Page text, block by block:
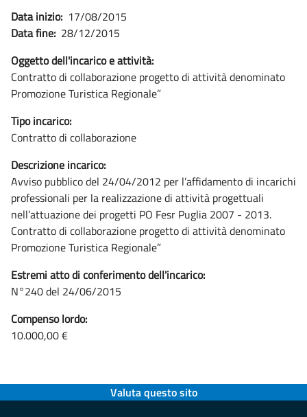
Data inizio: 17/08/2015
Data fine: 28/12/2015
Oggetto dell'incarico e attività:
Contratto di collaborazione progetto di attività denominato
Promozione Turistica Regionale”
Tipo incarico:
Contratto di collaborazione
Descrizione incarico:
Avviso pubblico del 24/04/2012 per l’affidamento di incarichi
professionali per la realizzazione di attività progettuali
nell’attuazione dei progetti PO Fesr Puglia 2007 - 2013.
Contratto di collaborazione progetto di attività denominato
Promozione Turistica Regionale”
Estremi atto di conferimento dell'incarico:
N°240 del 24/06/2015
Compenso lordo:
10.000,00 €
Valuta questo sito